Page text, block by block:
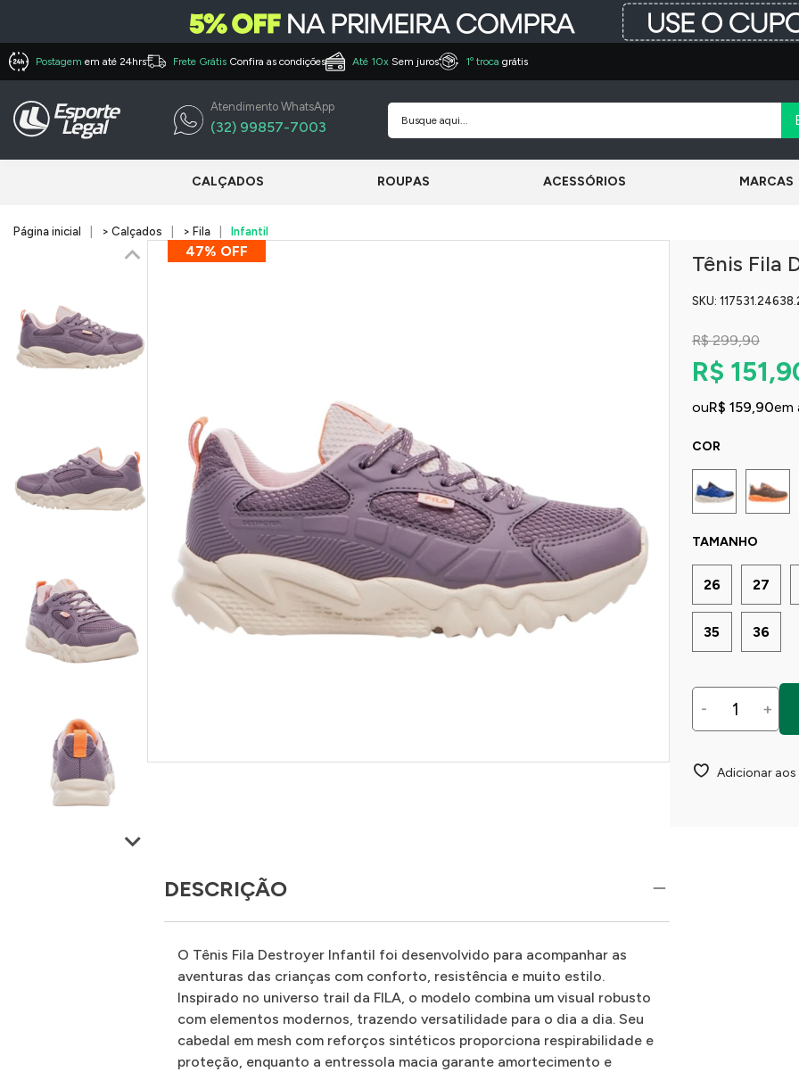
Postagem em até 24hrs Frete Grátis Confira as condições Até 10x Sem juros 1º troca grátis
Atendimento WhatsApp
(32) 99857-7003
CALÇADOS ROUPAS ACESSÓRIOS MARCAS
Página inicial > Calçados > Fila Infantil
47% OFF
DESCRIÇÃO
O Tênis Fila Destroyer Infantil foi desenvolvido para acompanhar as
aventuras das crianças com conforto, resistência e muito estilo.
Inspirado no universo trail da FILA, o modelo combina um visual robusto
com elementos modernos, trazendo versatilidade para o dia a dia. Seu
cabedal em mesh com reforços sintéticos proporciona respirabilidade e
proteção, enquanto a entressola macia garante amortecimento e
Tênis Fila
SKU:
R$ 299,90
R$
ouR$ 159,90em
TAMANHO
26 27
35 36
COR
- +
Adicionar